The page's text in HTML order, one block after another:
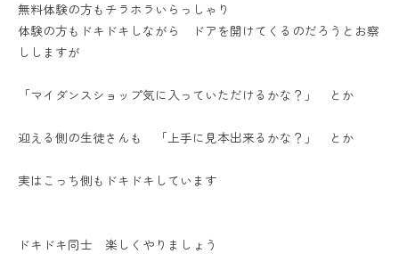
無料体験の方もチラホラいらっしゃり
体験の方もドキドキしながら ドアを開けてくるのだろうとお察
ししますが
「マイダンスショップ気に入っていただけるかな？」 とか
迎える側の生徒さんも 「上手に見本出来るかな？」 とか
実はこっち側もドキドキしています
ドキドキ同士 楽しくやりましょう